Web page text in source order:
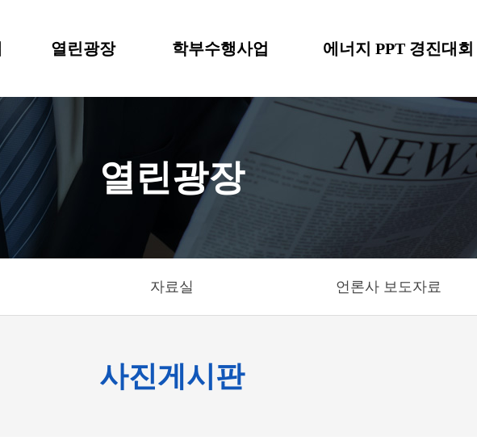
열린광장 학부수행사업 에너지 PPT 경진대회
열린광장
자료실 언론사 보도자료
사진게시판